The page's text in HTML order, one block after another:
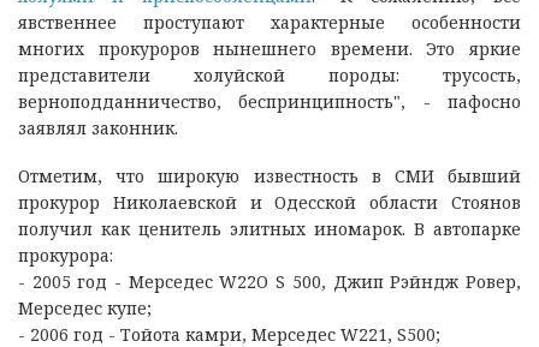
явственнее проступают характерные особенности
многих прокуроров нынешнего времени. Это яркие
представители холуйской породы: трусость,
верноподданничество, беспринципность", - пафосно
заявлял законник.
Отметим, что широкую известность в СМИ бывший
прокурор Николаевской и Одесской области Стоянов
получил как ценитель элитных иномарок. В автопарке
прокурора:
- 2005 год - Мерседес W22О S 500, Джип Рэйндж Ровер,
Мерседес купе;
- 2006 год - Тойота камри, Мерседес W221, S500;